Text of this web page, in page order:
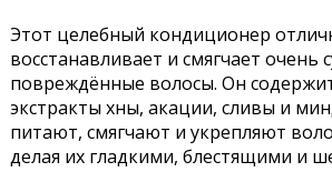
Этот целебный кондиционер
восстанавливает и смягчает очень
повреждённые волосы. Он
экстракты хны, акации, сливы и
питают, смягчают и укрепляют
делая их гладкими, блестящими и